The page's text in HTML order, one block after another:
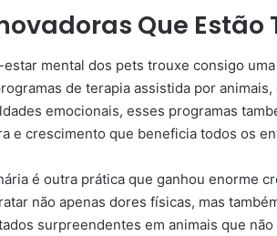
Que
mental dos pets trouxe consigo
de terapia assistida por
emocionais, esses programas
e crescimento que beneficia todos os
é outra prática que ganhou enorme
não apenas dores físicas, mas
surpreendentes em animais que